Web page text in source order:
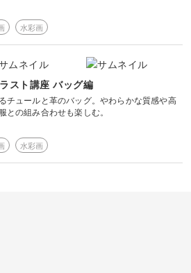
水彩画
スト講座 バッグ編
チュールと革のバッグ。やわらかな質感や高
の組み合わせも楽しむ。
水彩画